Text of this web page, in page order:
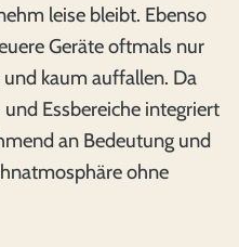
leise bleibt. Ebenso
Geräte oftmals nur
kaum auffallen. Da
Essbereiche integriert
an Bedeutung und
ohne